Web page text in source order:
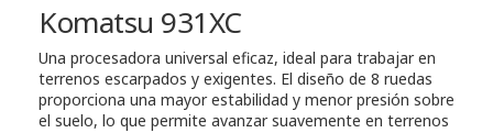
Komatsu 931XC
Una procesadora universal eficaz, ideal para trabajar en
terrenos escarpados y exigentes. El diseño de 8 ruedas
proporciona una mayor estabilidad y menor presión sobre
el suelo, lo que permite avanzar suavemente en terrenos